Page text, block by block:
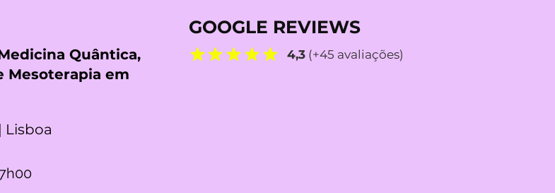
Quântica,
Mesoterapia em
Lisboa
GOOGLE REVIEWS
4,3 (+45 avaliações)